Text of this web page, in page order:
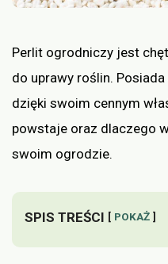
Perlit ogrodniczy jest
do uprawy roślin.
dzięki swoim cennym
powstaje oraz dlaczego
swoim ogrodzie.
SPIS TREŚCI POKAŻ